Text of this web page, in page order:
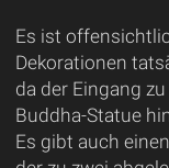
Es ist
Dekorationen
da der Eingang
Buddha-Statue
Es gibt auch